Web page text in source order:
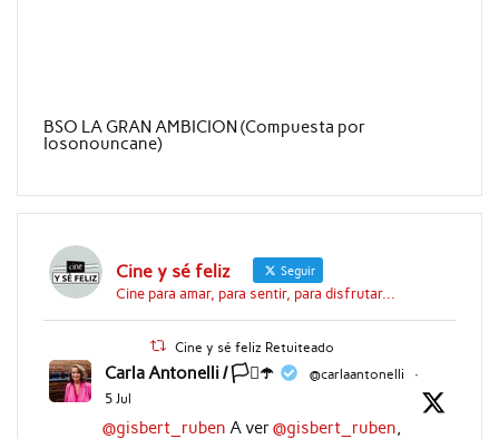
BSO LA GRAN AMBICION (Compuesta por
Iosonouncane)
Cine y sé feliz Seguir
Cine para amar, para sentir, para disfrutar...
Cine y sé feliz Retuiteado
Carla Antonelli / 🏳️‍⚧️☂️ @carlaantonelli
·
5 Jul
@gisbert_ruben A ver@gisbert_ruben,